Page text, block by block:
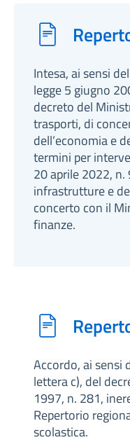
Intesa, ai sensi
legge 5 giugno
decreto del
trasporti, di
dell’economia e
termini per
20 aprile 2022,
infrastrutture e
concerto con il
finanze.
Accordo, ai sensi
lettera c), del
1997, n. 281,
Repertorio
scolastica.